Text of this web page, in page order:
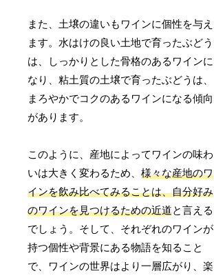
また、土壌の違いもワインに個性を与え
ます。水はけの良い土地で育ったぶどう
は、しっかりとした骨格のあるワインに
なり、粘土質の土壌で育ったぶどうは、
まろやかでコクのあるワインになる傾向
があります。
このように、産地によってワインの味わ
いは大きく変わるため、様々な産地のワ
インを飲み比べてみることは、自分好み
のワインを見つけるための近道と言える
でしょう。そして、それぞれのワインが
持つ個性や背景にある物語を知ること
で、ワインの世界はより一層広がり、楽